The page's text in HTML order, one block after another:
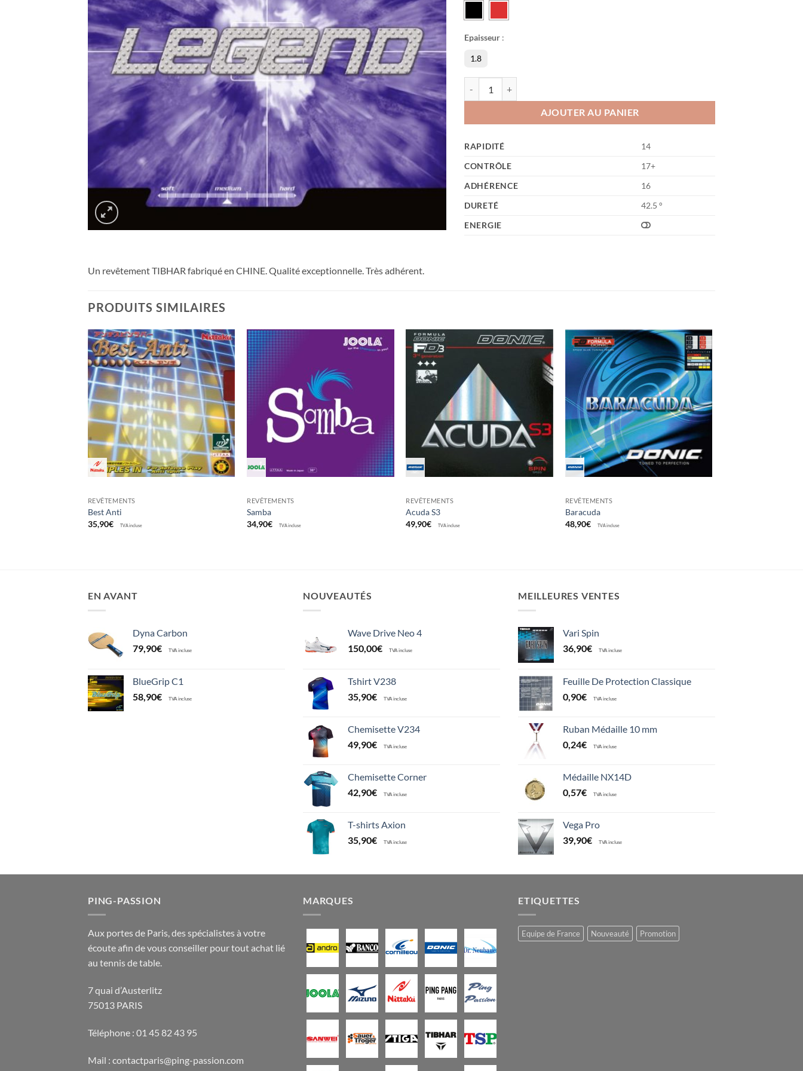
Epaisseur :
1.8
AJOUTER AU PANIER
RAPIDITÉ
14
CONTRÔLE
17+
ADHÉRENCE
16
DURETÉ
42.5 °
ENERGIE
Un revêtement TIBHAR fabriqué en CHINE. Qualité exceptionnelle. Très adhérent.
PRODUITS SIMILAIRES
Ajouter
aux
souhaits
REVÊTEMENTS
Best Anti
35,90€ TVA incluse
REVÊTEMENTS
Samba
34,90€ TVA incluse
Ajouter
souhaits
REVÊTEMENTS
Acuda S3
49,90€ TVA incluse
Ajouter
aux
souhaits
REVÊTEMENTS
Baracuda
48,90€ TVA incluse
EN AVANT
Dyna Carbon
79,90€ TVA incluse
BlueGrip C1
58,90€ TVA incluse
NOUVEAUTÉS
Wave Drive Neo 4
150,00€ TVA incluse
Tshirt V238
35,90€ TVA incluse
Chemisette V234
49,90€ TVA incluse
Chemisette Corner
42,90€ TVA incluse
T-shirts Axion
35,90€ TVA incluse
MEILLEURES VENTES
Vari Spin
36,90€ TVA incluse
Feuille De Protection Classique
0,90€ TVA incluse
Ruban Médaille 10 mm
0,24€ TVA incluse
Médaille NX14D
0,57€ TVA incluse
Vega Pro
39,90€ TVA incluse
PING-PASSION
Aux portes de Paris, des spécialistes à votre
écoute afin de vous conseiller pour tout achat lié
au tennis de table.
7 quai d’Austerlitz
75013 PARIS
Téléphone : 01 45 82 43 95
Mail : contactparis@ping-passion.com
MARQUES ETIQUETTES
Equipe de France Nouveauté Promotion